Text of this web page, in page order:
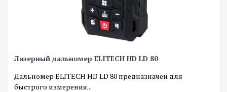
Лазерный дальномер ELITECH HD LD 80
Дальномер ELITECH HD LD 80 предназначен для
быстрого измерения...